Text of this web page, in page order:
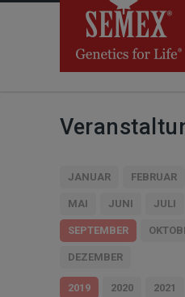
JANUAR FEBRUAR
MAI JUNI JULI
SEPTEMBER
DEZEMBER
2019 2020 2021